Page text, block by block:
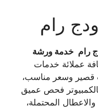
رام
رام خدمة ورشة
عملائة خدمات
قصير وسعر مناسب،
فحص عميق
المحتملة،